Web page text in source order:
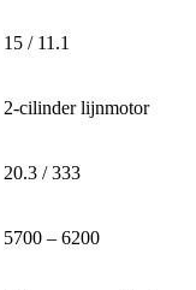
15 / 11.1
2-cilinder lijnmotor
20.3 / 333
5700 – 6200